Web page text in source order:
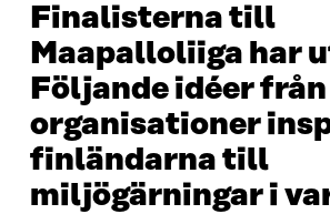
Finalisterna till
Maapalloliiga har
Följande idéer från
organisationer
finländarna till
miljögärningar i